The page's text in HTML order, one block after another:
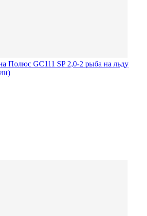
Полюс GC111 SP 2,0-2 рыба на льду